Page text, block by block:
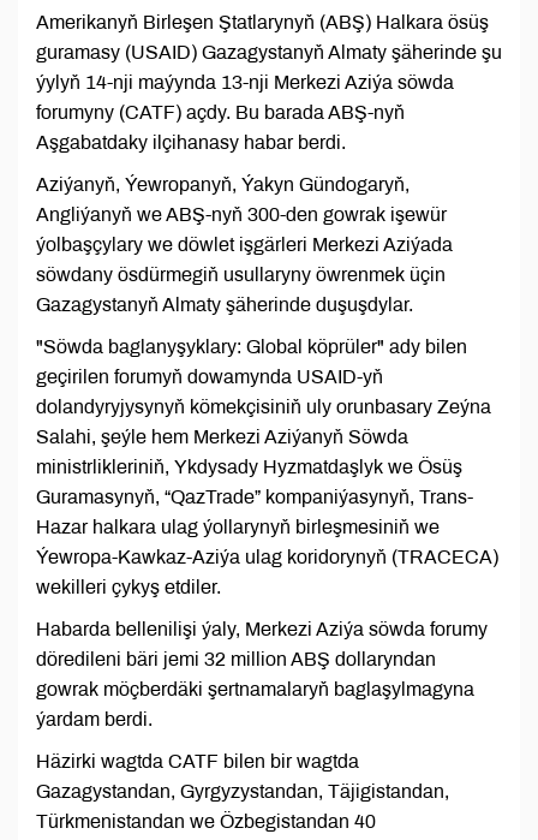
Amerikanyň Birleşen Ştatlarynyň (ABŞ) Halkara ösüş
guramasy (USAID) Gazagystanyň Almaty şäherinde şu
ýylyň 14-nji maýynda 13-nji Merkezi Aziýa söwda
forumyny (CATF) açdy. Bu barada ABŞ-nyň
Aşgabatdaky ilçihanasy habar berdi.
Aziýanyň, Ýewropanyň, Ýakyn Gündogaryň,
Angliýanyň we ABŞ-nyň 300-den gowrak işewür
ýolbaşçylary we döwlet işgärleri Merkezi Aziýada
söwdany ösdürmegiň usullaryny öwrenmek üçin
Gazagystanyň Almaty şäherinde duşuşdylar.
"Söwda baglanyşyklary: Global köprüler" ady bilen
geçirilen forumyň dowamynda USAID-yň
dolandyryjysynyň kömekçisiniň uly orunbasary Zeýna
Salahi, şeýle hem Merkezi Aziýanyň Söwda
ministrlikleriniň, Ykdysady Hyzmatdaşlyk we Ösüş
Guramasynyň, “QazTrade” kompaniýasynyň, Trans-
Hazar halkara ulag ýollarynyň birleşmesiniň we
Ýewropa-Kawkaz-Aziýa ulag koridorynyň (TRACECA)
wekilleri çykyş etdiler.
Habarda bellenilişi ýaly, Merkezi Aziýa söwda forumy
döredileni bäri jemi 32 million ABŞ dollaryndan
gowrak möçberdäki şertnamalaryň baglaşylmagyna
ýardam berdi.
Häzirki wagtda CATF bilen bir wagtda
Gazagystandan, Gyrgyzystandan, Täjigistandan,
Türkmenistandan we Özbegistandan 40